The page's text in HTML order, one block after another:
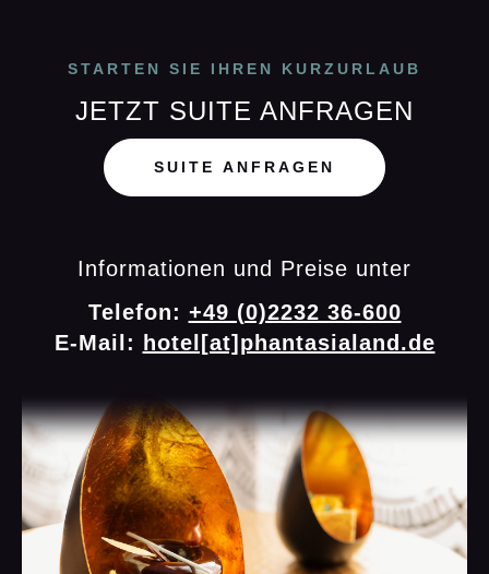
STARTEN SIE IHREN KURZURLAUB
JETZT SUITE ANFRAGEN
SUITE ANFRAGEN
Informationen und Preise unter
Telefon: +49 (0)2232 36-600
E-Mail:
hotel[at]phantasialand.de